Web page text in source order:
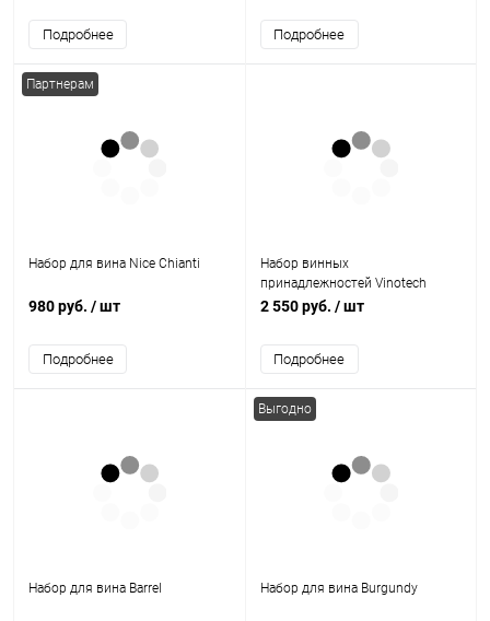
Подробнее Подробнее
Партнерам
Набор для вина Nice Chianti
980 руб. / шт
Подробнее
Набор винных
принадлежностей Vinotech
2 550 руб. / шт
Подробнее
Набор для вина Barrel
Выгодно
Набор для вина Burgundy